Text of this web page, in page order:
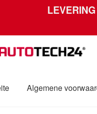
Algemene